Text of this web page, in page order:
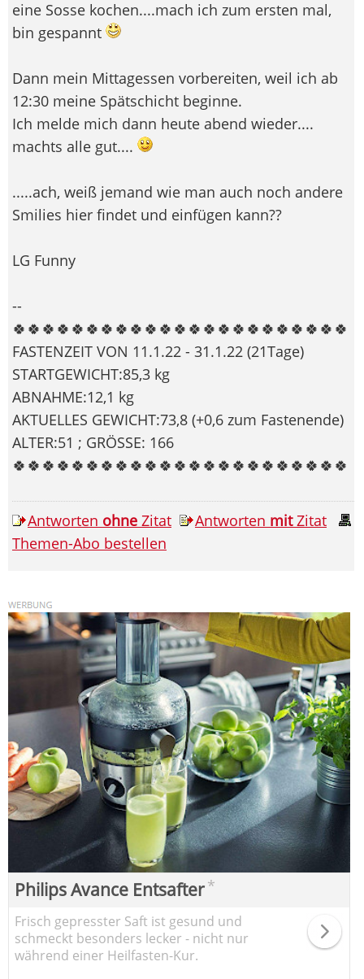
eine Sosse kochen....mach ich zum ersten mal,
bin gespannt
Dann mein Mittagessen vorbereiten, weil ich ab
12:30 meine Spätschicht beginne.
Ich melde mich dann heute abend wieder....
machts alle gut....
.....ach, weiß jemand wie man auch noch andere
Smilies hier findet und einfügen kann??
LG Funny
--
🍀🍀🍀🍀🍀🍀🍀🍀🍀🍀🍀🍀🍀🍀🍀🍀🍀🍀🍀🍀🍀🍀🍀
FASTENZEIT VON 11.1.22 - 31.1.22 (21Tage)
STARTGEWICHT:85,3 kg
ABNAHME:12,1 kg
AKTUELLES GEWICHT:73,8 (+0,6 zum Fastenende)
ALTER:51 ; GRÖSSE: 166
🍀🍀🍀🍀🍀🍀🍀🍀🍀🍀🍀🍀🍀🍀🍀🍀🍀🍀🍀🍀🍀🍀🍀
Antworten ohne Zitat Antworten mitZitat
Themen-Abo bestellen
Philips Avance Entsafter*
Frisch gepresster Saft ist gesund und
schmeckt besonders lecker - nicht nur
während einer Heilfasten-Kur.